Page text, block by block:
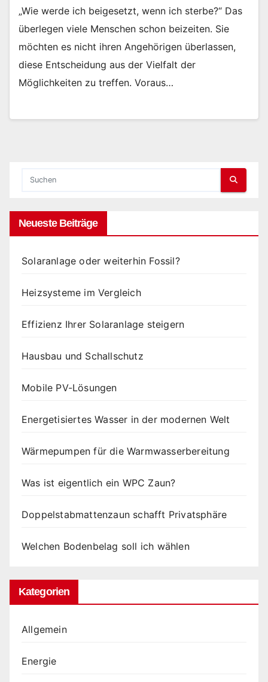
„Wie werde ich beigesetzt, wenn ich sterbe?“ Das
überlegen viele Menschen schon beizeiten. Sie
möchten es nicht ihren Angehörigen überlassen,
diese Entscheidung aus der Vielfalt der
Möglichkeiten zu treffen. Voraus…
Neueste Beiträge
Solaranlage oder weiterhin Fossil?
Heizsysteme im Vergleich
Effizienz Ihrer Solaranlage steigern
Hausbau und Schallschutz
Mobile PV-Lösungen
Energetisiertes Wasser in der modernen Welt
Wärmepumpen für die Warmwasserbereitung
Was ist eigentlich ein WPC Zaun?
Doppelstabmattenzaun schafft Privatsphäre
Welchen Bodenbelag soll ich wählen
Kategorien
Allgemein
Energie